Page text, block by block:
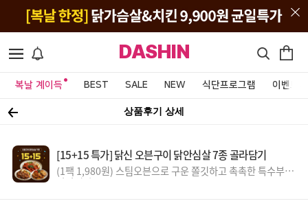
DASHIN
복날 계이득 BEST SALE NEW 식단프로그램 이벤트&
상품후기 상세
[15+15 특가] 닭신 오븐구이 닭안심살 7종 골라담기
(1팩 1,980원) 스팀오븐으로 구운 쫄깃하고 촉촉한 특수부위
닭안심살